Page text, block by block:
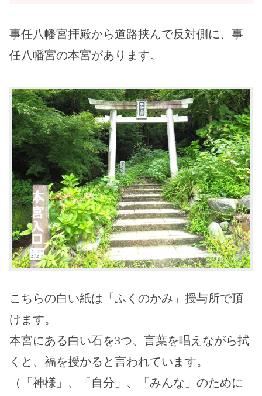
事任八幡宮拝殿から道路挟んで反対側に、事
任八幡宮の本宮があります。
こちらの白い紙は「ふくのかみ」授与所で頂
けます。
本宮にある白い石を3つ、言葉を唱えながら拭
くと、福を授かると言われています。
（「神様」、「自分」、「みんな」のために